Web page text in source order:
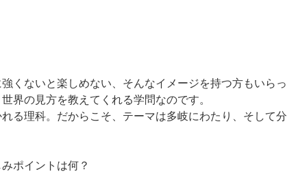
くないと楽しめない、そんなイメージを持つ方もいら
界の見方を教えてくれる学問なのです。
る理科。だからこそ、テーマは多岐にわたり、そして
ポイントは何？